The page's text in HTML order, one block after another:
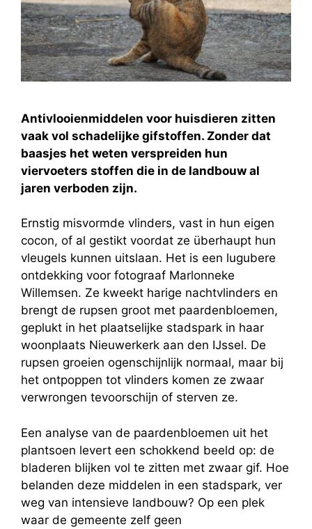
Antivlooienmiddelen voor huisdieren zitten
vaak vol schadelijke gifstoffen. Zonder dat
baasjes het weten verspreiden hun
viervoeters stoffen die in de landbouw al
jaren verboden zijn.
Ernstig misvormde vlinders, vast in hun eigen
cocon, of al gestikt voordat ze überhaupt hun
vleugels kunnen uitslaan. Het is een lugubere
ontdekking voor fotograaf Marlonneke
Willemsen. Ze kweekt harige nachtvlinders en
brengt de rupsen groot met paardenbloemen,
geplukt in het plaatselijke stadspark in haar
woonplaats Nieuwerkerk aan den IJssel. De
rupsen groeien ogenschijnlijk normaal, maar bij
het ontpoppen tot vlinders komen ze zwaar
verwrongen tevoorschijn of sterven ze.
Een analyse van de paardenbloemen uit het
plantsoen levert een schokkend beeld op: de
bladeren blijken vol te zitten met zwaar gif. Hoe
belanden deze middelen in een stadspark, ver
weg van intensieve landbouw? Op een plek
waar de gemeente zelf geen